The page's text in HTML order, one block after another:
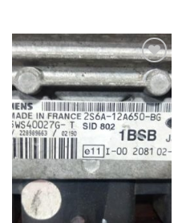
İstek
Listeme
Ekle